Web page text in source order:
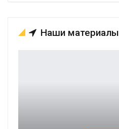
Наши материалы